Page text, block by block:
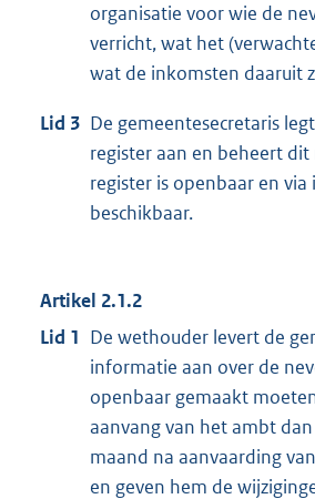
organisatie voor wie de
verricht, wat het
wat de inkomsten daaruit
Lid 3 De gemeentesecretaris
register aan en beheert dit
register is openbaar en
beschikbaar.
Artikel 2.1.2
Lid 1 De wethouder levert de
informatie aan over de
openbaar gemaakt
aanvang van het ambt
maand na aanvaarding
en geven hem de